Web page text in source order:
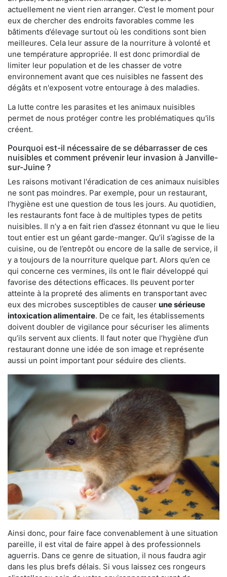
actuellement ne vient rien arranger. C’est le moment pour
eux de chercher des endroits favorables comme les
bâtiments d’élevage surtout où les conditions sont bien
meilleures. Cela leur assure de la nourriture à volonté et
une température appropriée. Il est donc primordial de
limiter leur population et de les chasser de votre
environnement avant que ces nuisibles ne fassent des
dégâts et n'exposent votre entourage à des maladies.
La lutte contre les parasites et les animaux nuisibles
permet de nous protéger contre les problématiques qu'ils
créent.
Pourquoi est-il nécessaire de se débarrasser de ces
nuisibles et comment prévenir leur invasion à Janville-
sur-Juine ?
Les raisons motivant l'éradication de ces animaux nuisibles
ne sont pas moindres. Par exemple, pour un restaurant,
l’hygiène est une question de tous les jours. Au quotidien,
les restaurants font face à de multiples types de petits
nuisibles. Il n’y a en fait rien d’assez étonnant vu que le lieu
tout entier est un géant garde-manger. Qu’il s’agisse de la
cuisine, ou de l’entrepôt ou encore de la salle de service, il
y a toujours de la nourriture quelque part. Alors qu’en ce
qui concerne ces vermines, ils ont le flair développé qui
favorise des détections efficaces. Ils peuvent porter
atteinte à la propreté des aliments en transportant avec
eux des microbes susceptibles de causer une sérieuse
intoxication alimentaire. De ce fait, les établissements
doivent doubler de vigilance pour sécuriser les aliments
qu’ils servent aux clients. Il faut noter que l’hygiène d’un
restaurant donne une idée de son image et représente
aussi un point important pour séduire des clients.
Ainsi donc, pour faire face convenablement à une situation
pareille, il est vital de faire appel à des professionnels
aguerris. Dans ce genre de situation, il nous faudra agir
dans les plus brefs délais. Si vous laissez ces rongeurs